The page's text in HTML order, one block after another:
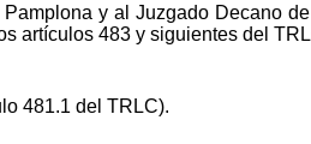
y al Juzgado Decano
artículos 483 y siguientes del
481.1 del TRLC).